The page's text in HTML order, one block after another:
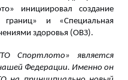
инициировал создание
границ» и «Специальная
здоровья (ОВЗ).
Спортлото» является
Федерации. Именно он